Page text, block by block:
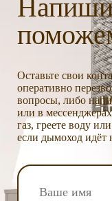
Оставьте свои
оперативно
вопросы, либо
или в
газ, греете воду
если дымоход идёт